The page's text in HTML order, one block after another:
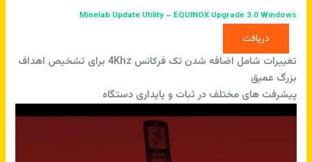
Minelab Update Utility – EQUINOX Upgrade 3.0 Windows
دریافت
تغییرات شامل اضافه شدن تک فرکانس 4Khz برای تشخیص اهداف
بزرگ عمیق
پیشرفت های مختلف در ثبات و پایداری دستگاه